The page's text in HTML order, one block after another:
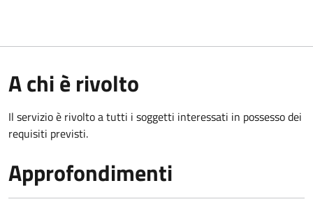
A chi è rivolto
Il servizio è rivolto a tutti i soggetti interessati in possesso dei
requisiti previsti.
Approfondimenti